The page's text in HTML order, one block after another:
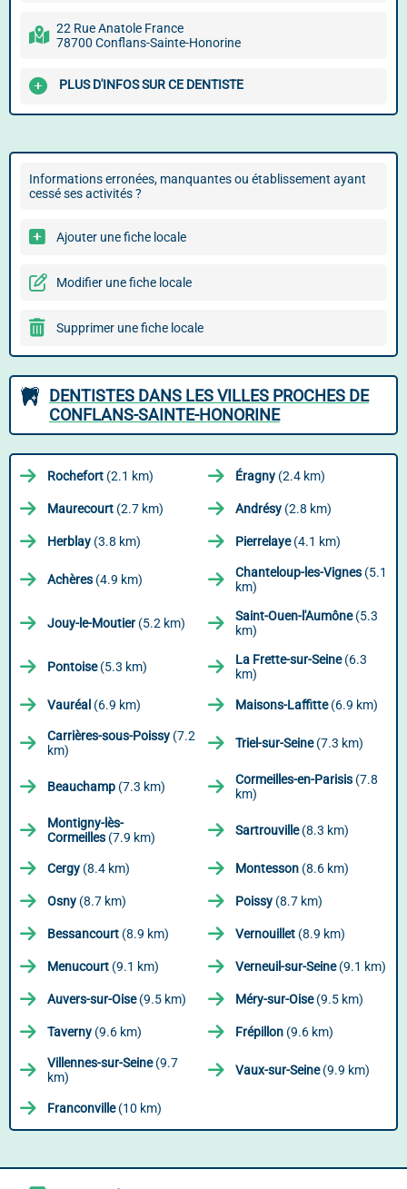
22 Rue Anatole France
78700 Conflans-Sainte-Honorine
PLUS D'INFOS SUR CE DENTISTE
Informations erronées, manquantes ou établissement ayant
cessé ses activités ?
Ajouter une fiche locale
Modifier une fiche locale
Supprimer une fiche locale
DENTISTES DANS LES VILLES PROCHES DE
CONFLANS-SAINTE-HONORINE
Rochefort (2.1 km) Éragny (2.4 km)
Maurecourt (2.7 km) Andrésy (2.8 km)
Herblay (3.8 km) Pierrelaye(4.1 km)
Achères (4.9 km) Chanteloup-les-Vignes (5.1
km)
Jouy-le-Moutier(5.2 km) Saint-Ouen-l'Aumône(5.3
km)
Pontoise(5.3 km) La Frette-sur-Seine(6.3
km)
Vauréal (6.9 km) Maisons-Laffitte(6.9 km)
Carrières-sous-Poissy (7.2
km)
Triel-sur-Seine(7.3 km)
Beauchamp (7.3 km) Cormeilles-en-Parisis (7.8
km)
Montigny-lès-
Cormeilles (7.9 km) Sartrouville(8.3 km)
Cergy (8.4 km) Montesson (8.6 km)
Osny (8.7 km) Poissy (8.7 km)
Bessancourt (8.9 km) Vernouillet (8.9 km)
Menucourt (9.1 km) Verneuil-sur-Seine(9.1 km)
Auvers-sur-Oise(9.5 km) Méry-sur-Oise(9.5 km)
Taverny (9.6 km) Frépillon (9.6 km)
Villennes-sur-Seine(9.7
km)
Vaux-sur-Seine(9.9 km)
Franconville(10 km)